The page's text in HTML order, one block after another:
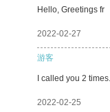
Hello, Greetings fr
2022-02-27
游客
I called you 2
2022-02-25